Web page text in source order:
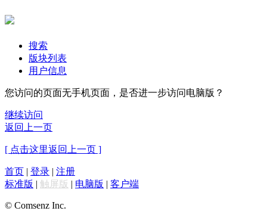
搜索
版块列表
用户信息
您访问的页面无手机页面，是否进一步访问电脑版？
继续访问
返回上一页
[ 点击这里返回上一页 ]
首页 | 登录 | 注册
标准版 | 触屏版 | 电脑版 | 客户端
© Comsenz Inc.